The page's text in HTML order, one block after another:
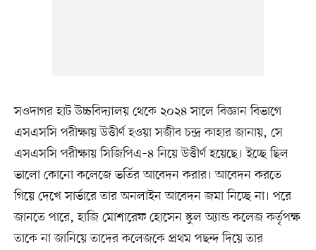
সওদাগর হাট উচ্চবিদ্যালয় থেকে ২০২৪ সালে বিজ্ঞান বিভাগে
এসএসসি পরীক্ষায় উত্তীর্ণ হওয়া সজীব চন্দ্র কাহার জানায়, সে
এসএসসি পরীক্ষায় সিজিপিএ–৪ নিয়ে উত্তীর্ণ হয়েছে। ইচ্ছে ছিল
ভালো কোনো কলেজে ভর্তির আবেদন করার। আবেদন করতে
গিয়ে দেখে সার্ভারে তার অনলাইন আবেদন জমা নিচ্ছে না। পরে
জানতে পারে, হাজি মোশারেফ হোসেন স্কুল অ্যান্ড কলেজ কর্তৃপক্ষ
তাকে না জানিয়ে তাদের কলেজকে প্রথম পছন্দ দিয়ে তার